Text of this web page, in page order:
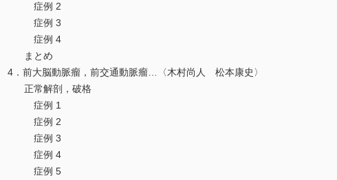
症例 2
症例 3
症例 4
まとめ
4．前大脳動脈瘤，前交通動脈瘤…〈木村尚人 松本康史〉
正常解剖，破格
症例 1
症例 2
症例 3
症例 4
症例 5